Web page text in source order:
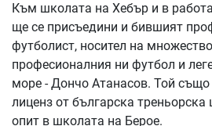
Към школата на Хебър и в
ще се присъедини и бившият
футболист, носител на
професионалния ни футбол и
море - Дончо Атанасов. Той също
лиценз от българска
опит в школата на Берое.